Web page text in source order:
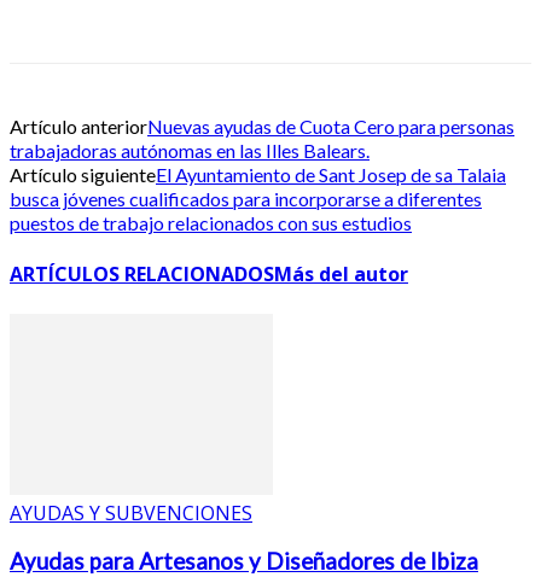
Artículo anteriorNuevas ayudas de Cuota Cero para personas
trabajadoras autónomas en las Illes Balears.
Artículo siguienteEl Ayuntamiento de Sant Josep de sa Talaia
busca jóvenes cualificados para incorporarse a diferentes
puestos de trabajo relacionados con sus estudios
ARTÍCULOS RELACIONADOSMás del autor
AYUDAS Y SUBVENCIONES
Ayudas para Artesanos y Diseñadores de Ibiza